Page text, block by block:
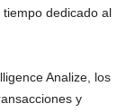
dedicado al
Analize, los
y